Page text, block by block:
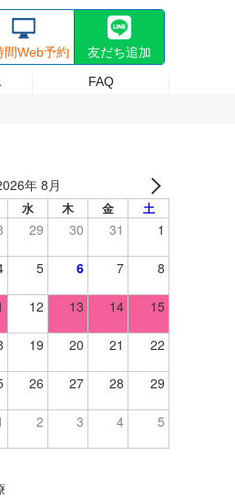
療終了30分前まで) 休診日 日曜
間Web予約
友だち追加
FAQ
年 8月
水 木 金 土
29 30 31 1
5 6 7 8
12 13 14 15
19 20 21 22
26 27 28 29
2 3 4 5